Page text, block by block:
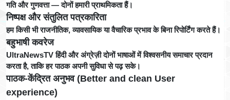
गति और गुणवत्ता — दोनों हमारी प्राथमिकता हैं।
निष्पक्ष और संतुलित पत्रकारिता
हम किसी भी राजनीतिक, व्यावसायिक या वैचारिक प्रभाव के बिना रिपोर्टिंग करते हैं।
बहुभाषी कवरेज
UltraNewsTV हिंदी और अंग्रेज़ी दोनों भाषाओं में विश्वसनीय समाचार प्रदान
करता है, ताकि हर पाठक अपनी सुविधा से पढ़ सके।
पाठक-केंद्रित अनुभव (Better and clean User
experience)